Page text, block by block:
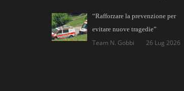
“Rafforzare la prevenzione per
evitare nuove tragedie”
Team N. Gobbi 26 Lug 2026